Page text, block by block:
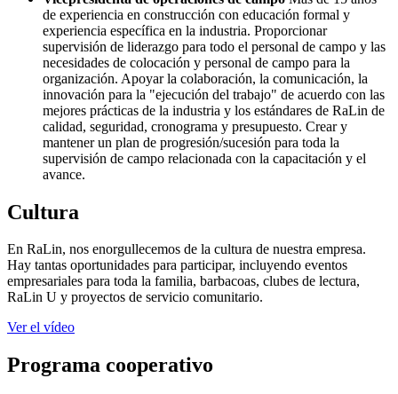
de experiencia en construcción con educación formal y
experiencia específica en la industria. Proporcionar
supervisión de liderazgo para todo el personal de campo y las
necesidades de colocación y personal de campo para la
organización. Apoyar la colaboración, la comunicación, la
innovación para la "ejecución del trabajo" de acuerdo con las
mejores prácticas de la industria y los estándares de RaLin de
calidad, seguridad, cronograma y presupuesto. Crear y
mantener un plan de progresión/sucesión para toda la
supervisión de campo relacionada con la capacitación y el
avance.
Cultura
En RaLin, nos enorgullecemos de la cultura de nuestra empresa.
Hay tantas oportunidades para participar, incluyendo eventos
empresariales para toda la familia, barbacoas, clubes de lectura,
RaLin U y proyectos de servicio comunitario.
Ver el vídeo
Programa cooperativo